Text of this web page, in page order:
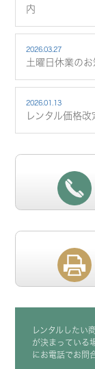
内
2026.03.27
土曜日休業の
2026.01.13
レンタル価格
レンタルしたい
が決まっている
にお電話でお問